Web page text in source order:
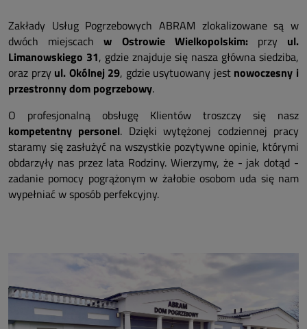
Zakłady Usług Pogrzebowych ABRAM zlokalizowane są w
dwóch miejscachw Ostrowie Wielkopolskim:przy ul.
Limanowskiego 31, gdzie znajduje się nasza główna siedziba,
oraz przy ul. Okólnej 29, gdzie usytuowany jest nowoczesny i
przestronny dom pogrzebowy.
O profesjonalną obsługę Klientów troszczy się nasz
kompetentny personel. Dzięki wytężonej codziennej pracy
staramy się zasłużyć na wszystkie pozytywne opinie, którymi
obdarzyły nas przez lata Rodziny. Wierzymy, że - jak dotąd -
zadanie pomocy pogrążonym w żałobie osobom uda się nam
wypełniać w sposób perfekcyjny.